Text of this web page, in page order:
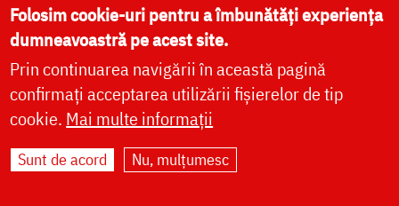
ÎNTREABĂ PREOTUL
MEDIA
ȘTIRI
HRAMUL SFINTEI CUVIOASE PARASCHEVA
AUTORI
Folosim cookie-uri pentru a îmbunătăți experiența
dumneavoastră pe acest site.
Prin continuarea navigării în această pagină
confirmați acceptarea utilizării fișierelor de tip
cookie. Mai multe informații
Sunt de acord Nu, mulțumesc